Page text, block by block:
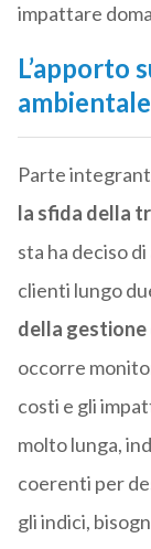
impattare
L’apporto
ambientale
Parte
la sfida della
sta ha deciso
clienti lungo
della
occorre
costi e gli
molto lunga,
coerenti per
gli indici,